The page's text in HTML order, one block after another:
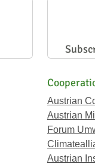
Austrian
Austrian
Forum
Austrian